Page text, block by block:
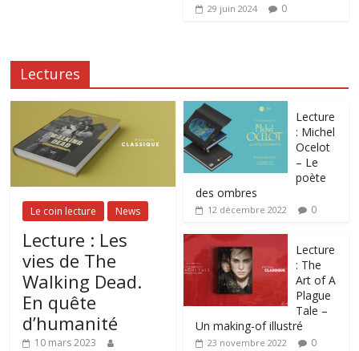
29 juin 2024 0
Lectures
Le coin lecture News
Lecture : Les
vies de The
Walking Dead.
En quête
d’humanité
10 mars 2023
Lecture
: Michel
Ocelot
– Le
poète
des ombres
12 décembre 2022 0
Lecture
: The
Art of A
Plague
Tale –
Un making-of illustré
23 novembre 2022 0